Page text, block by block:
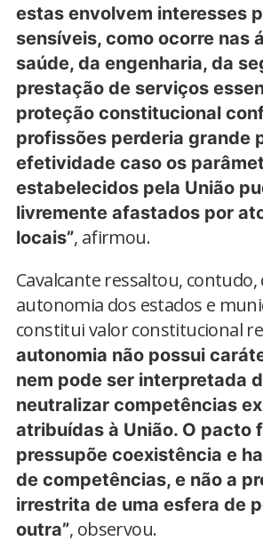
estas envolvem interesses
sensíveis, como ocorre nas
saúde, da engenharia, da
prestação de serviços
proteção constitucional
profissões perderia grande
efetividade caso os
estabelecidos pela União
livremente afastados por
locais”, afirmou.
Cavalcante ressaltou, contudo,
autonomia dos estados e
constitui valor constitucional
autonomia não possui
nem pode ser interpretada
neutralizar competências
atribuídas à União. O pacto
pressupõe coexistência e
de competências, e não a
irrestrita de uma esfera de
outra”, observou.